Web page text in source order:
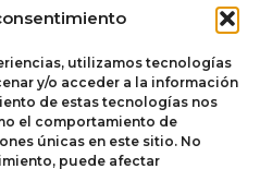
utilizamos tecnologías
y/o acceder a la información
de estas tecnologías nos
el comportamiento de
únicas en este sitio. No
puede afectar